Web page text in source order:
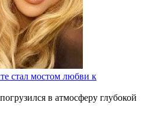
стал мостом любви к
в атмосферу глубокой